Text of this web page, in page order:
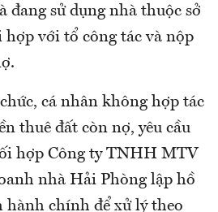
đang sử dụng nhà thuộc sở
với tổ công tác và nộp
cá nhân không hợp tác
thuê đất còn nợ, yêu cầu
hợp Công ty TNHH MTV
nhà Hải Phòng lập hồ
hành chính để xử lý theo